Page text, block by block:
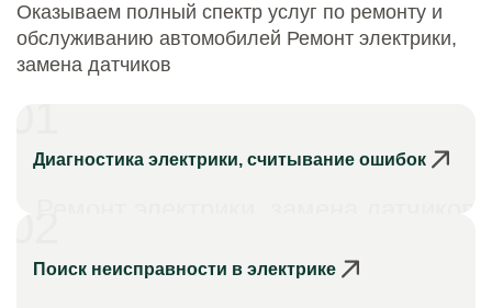
Оказываем полный спектр услуг по ремонту и
обслуживанию автомобилей Ремонт электрики,
замена датчиков
Диагностика электрики, считывание ошибок
Поиск неисправности в электрике